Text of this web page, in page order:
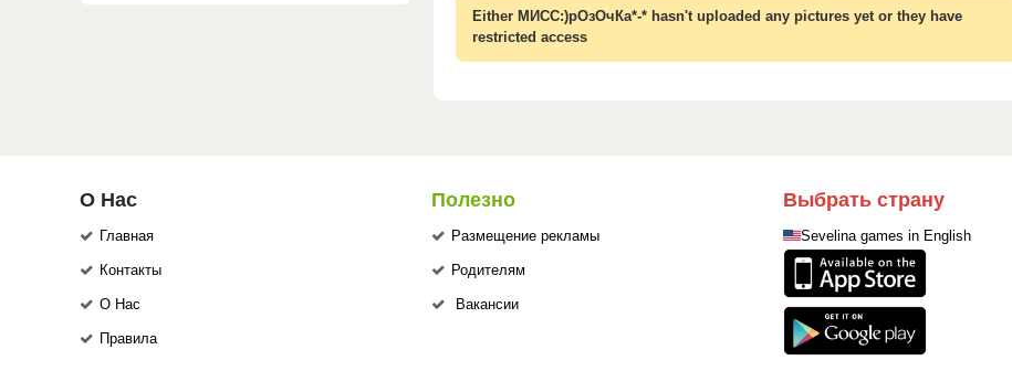
Either МИСС:)рОзОчКа*-* hasn't uploaded any pictures yet or they have
restricted access
О Нас
Главная
Контакты
О Нас
Правила
Полезно
Размещение рекламы
Родителям
Вакансии
Выбрать страну
Sevelina games in English